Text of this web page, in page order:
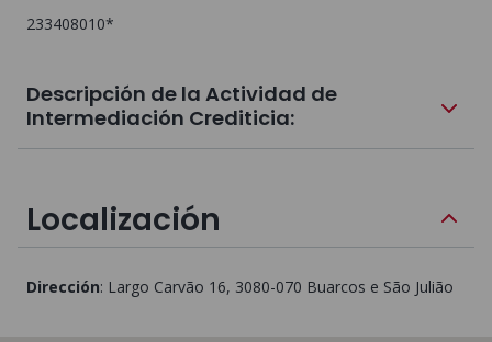
233408010*
Descripción de la Actividad de
Intermediación Crediticia:
Localización
Dirección: Largo Carvão 16, 3080-070 Buarcos e São Julião